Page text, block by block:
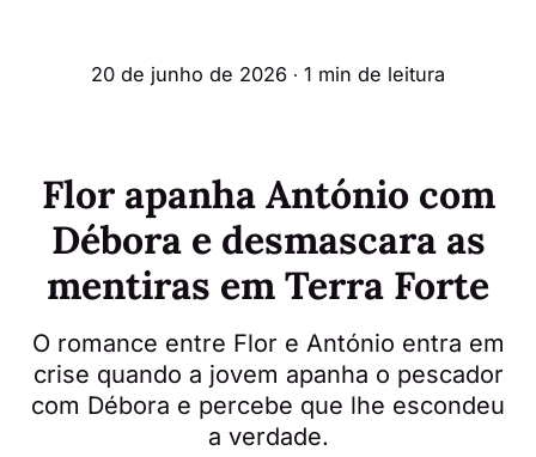
20 de junho de 2026 ∙ 1 min de leitura
Flor apanha António com
Débora e desmascara as
mentiras em Terra Forte
O romance entre Flor e António entra em
crise quando a jovem apanha o pescador
com Débora e percebe que lhe escondeu
a verdade.